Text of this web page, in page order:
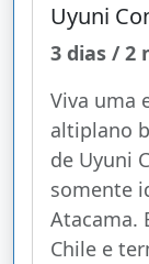
Uyuni
3 dias / 2
Viva uma
altiplano
de Uyuni
somente
Atacama.
Chile e